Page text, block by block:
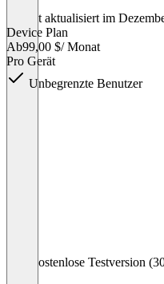
Zuletzt aktualisiert im
Device Plan
Ab99,00 $/ Monat
Pro Gerät
Unbegrenzte Benutzer
Kostenlose Testversion